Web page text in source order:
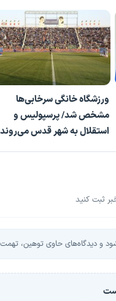
ورزشگاه خانگی سرخابی‌ها
مشخص شد/ پرسپولیس و
استقلال به شهر قدس می‌روند
ثبت کنید
و دیدگاه‌های حاوی توهین، تهمت،